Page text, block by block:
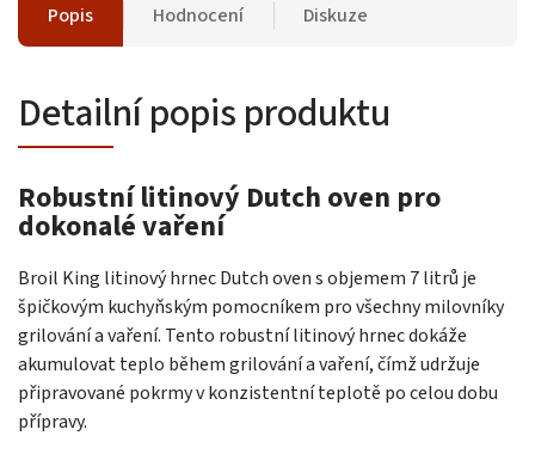
Popis Hodnocení Diskuze
Detailní popis produktu
Robustní litinový Dutch oven pro
dokonalé vaření
Broil King litinový hrnec Dutch oven s objemem 7 litrů je
špičkovým kuchyňským pomocníkem pro všechny milovníky
grilování a vaření. Tento robustní litinový hrnec dokáže
akumulovat teplo během grilování a vaření, čímž udržuje
připravované pokrmy v konzistentní teplotě po celou dobu
přípravy.